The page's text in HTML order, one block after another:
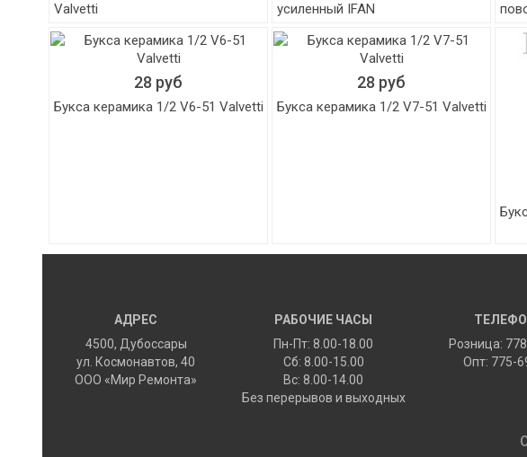
Valvetti
усиленный IFAN
28 руб
Букса керамика 1/2 V6-51 Valvetti
28 руб
Букса керамика 1/2 V7-51 Valvetti
АДРЕС
4500, Дубоссары
ул. Космонавтов, 40
ООО «Мир Ремонта»
РАБОЧИЕ ЧАСЫ
Пн-Пт: 8.00-18.00
Сб: 8.00-15.00
Вс: 8.00-14.00
Без перерывов и выходных
Розница:
Опт: 775-